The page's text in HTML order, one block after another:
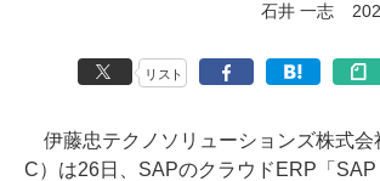
石井 一志
リスト
伊藤忠テクノソリューションズ株式会
C）は26日、SAPのクラウドERP「